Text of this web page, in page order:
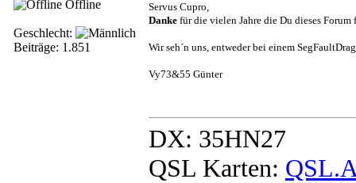
Offline
Geschlecht:
Beiträge: 1.851
Servus Cupro,
Danke für die vielen Jahre die Du dieses
Wir seh´n uns, entweder bei einem
Vy73&55 Günter
DX: 35HN27
QSL Karten: